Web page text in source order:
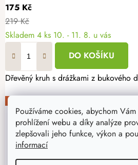
Používáme cookies, abychom
prohlížení webu a díky analýze
zlepšovali jeho funkce, výkon a
informací
175 Kč
219 Kč
Skladem 4 ks 10. - 11. 8. u vás
DO KOŠÍKU
Dřevěný kruh s drážkami z